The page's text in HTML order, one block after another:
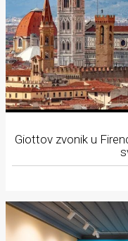
Giottov zvonik u